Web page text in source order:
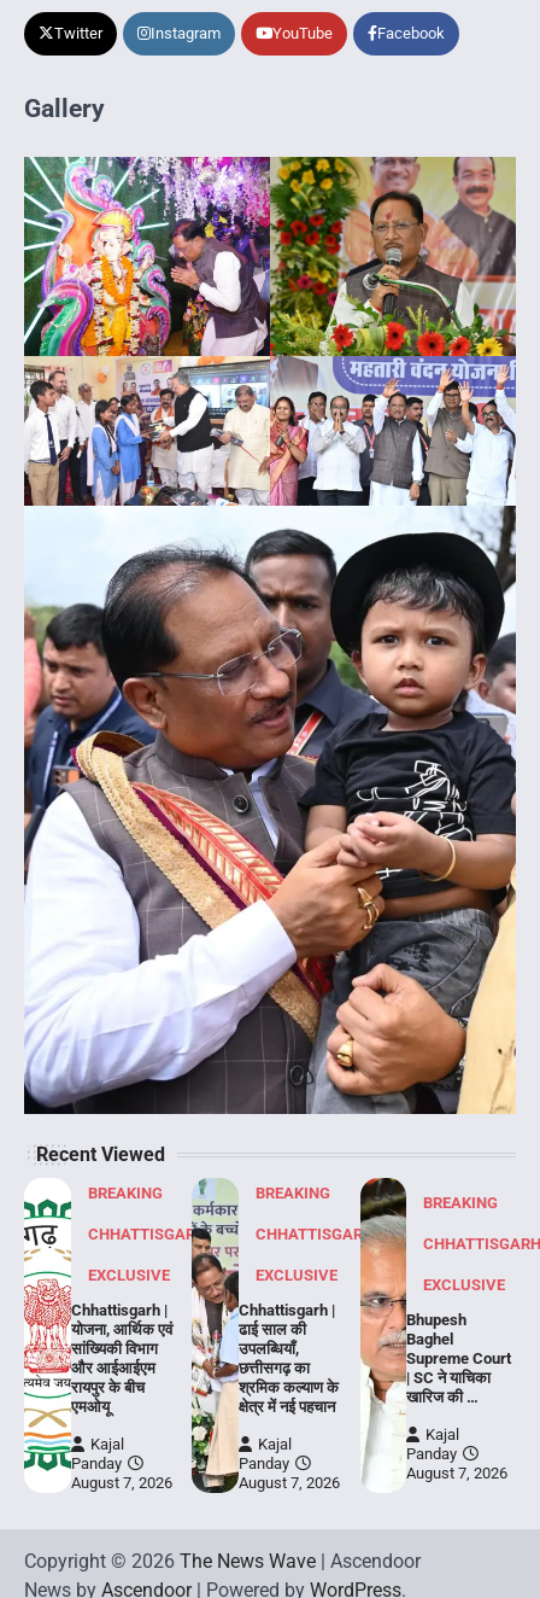
Twitter Instagram YouTube Facebook
Gallery
Recent Viewed
BREAKING
CHHATTISGARH
EXCLUSIVE
Chhattisgarh |
योजना, आर्थिक एवं
सांख्यिकी विभाग
और आईआईएम
रायपुर के बीच
एमओयू
Kajal
Panday
August 7, 2026
BREAKING
CHHATTISGARH
EXCLUSIVE
Chhattisgarh |
ढाई साल की
उपलब्धियाँ,
छत्तीसगढ़ का
श्रमिक कल्याण के
क्षेत्र में नई पहचान
Kajal
Panday
August 7, 2026
BREAKING
EXCLUSIVE
Bhupesh
Baghel
Supreme Court
| SC ने याचिका
खारिज की …
Kajal
Panday
August 7, 2026
Copyright © 2026 The News Wave | Ascendoor
News by Ascendoor| Powered by WordPress.